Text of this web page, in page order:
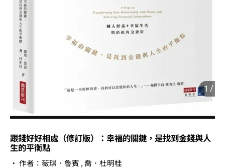
跟錢好好相處（修訂版）：幸福的關鍵，是找到金錢與人
生的平衡點
• 作者：薇琪．魯賓 , 喬．杜明桂
鍵，
人
生
的